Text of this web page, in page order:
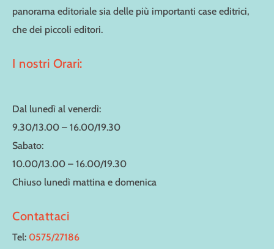
panorama editoriale sia delle più importanti case editrici,
che dei piccoli editori.
I nostri Orari:
Dal lunedì al venerdì:
9.30/13.00 – 16.00/19.30
Sabato:
10.00/13.00 – 16.00/19.30
Chiuso lunedì mattina e domenica
Contattaci
Tel: 0575/27186